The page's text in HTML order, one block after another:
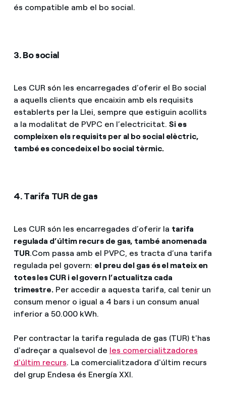
és compatible amb el bo social.
3. Bo social
Les CUR són les encarregades d’oferir el Bo social
a aquells clients que encaixin amb els requisits
establerts per la Llei, sempre que estiguin acollits
a la modalitat de PVPC en l’electricitat. Si es
compleixen els requisits per al bo social elèctric,
també es concedeix el bo social tèrmic.
4. Tarifa TUR de gas
Les CUR són les encarregades d’oferir la tarifa
regulada d’últim recurs de gas, també anomenada
TUR.Com passa amb el PVPC, es tracta d’una tarifa
regulada pel govern: el preu del gas és el mateix en
totes les CUR i el govern l’actualitza cada
trimestre. Per accedir a aquesta tarifa, cal tenir un
consum menor o igual a 4 bars i un consum anual
inferior a 50.000 kWh.
Per contractar la tarifa regulada de gas (TUR) t'has
d'adreçar a qualsevol de les comercialitzadores
d'últim recurs. La comercialitzadora d'últim recurs
del grup Endesa és Energía XXI.